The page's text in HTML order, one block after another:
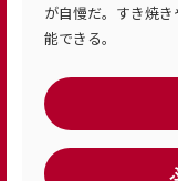
が自慢だ。すき焼
能できる。